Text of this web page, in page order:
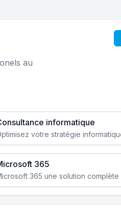
au
informatique
365